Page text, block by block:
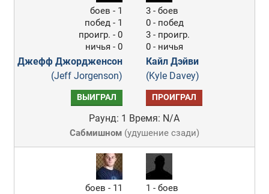
боев - 1
побед - 1
проигр. - 0
ничья - 0
Джефф Джордженсон
(Jeff Jorgenson)
3 - боев
0 - побед
3 - проигр.
0 - ничья
Кайл Дэйви
(Kyle Davey)
ВЫИГРАЛ ПРОИГРАЛ
Раунд: 1 Время: N/A
Сабмишном(удушение сзади)
боев - 11
1 - боев